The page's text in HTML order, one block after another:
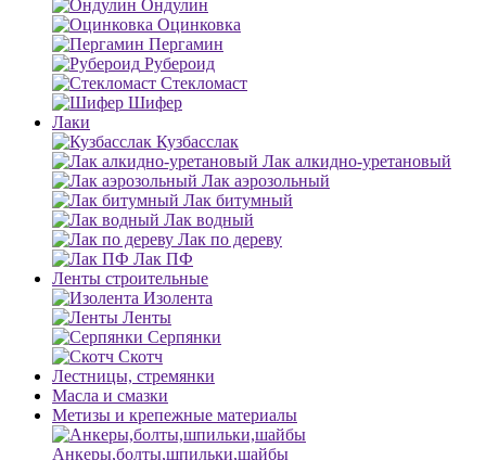
Ондулин
Оцинковка
Пергамин
Рубероид
Стекломаст
Шифер
Лаки
Кузбасслак
Лак алкидно-уретановый
Лак аэрозольный
Лак битумный
Лак водный
Лак по дереву
Лак ПФ
Ленты строительные
Изолента
Ленты
Серпянки
Скотч
Лестницы, стремянки
Масла и смазки
Метизы и крепежные материалы
Анкеры,болты,шпильки,шайбы